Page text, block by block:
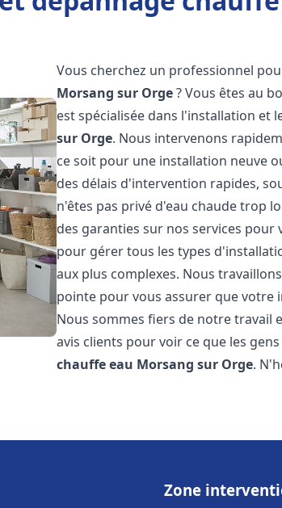
Vous cherchez un professionnel
Morsang sur Orge? Vous êtes au
est spécialisée dans l'installation et
sur Orge. Nous intervenons
ce soit pour une installation neuve
des délais d'intervention rapides,
n'êtes pas privé d'eau chaude trop
des garanties sur nos services
pour gérer tous les types
aux plus complexes. Nous
pointe pour vous assurer que
Nous sommes fiers de notre travail
avis clients pour voir ce que les
chauffe eau Morsang sur Orge.
Zone